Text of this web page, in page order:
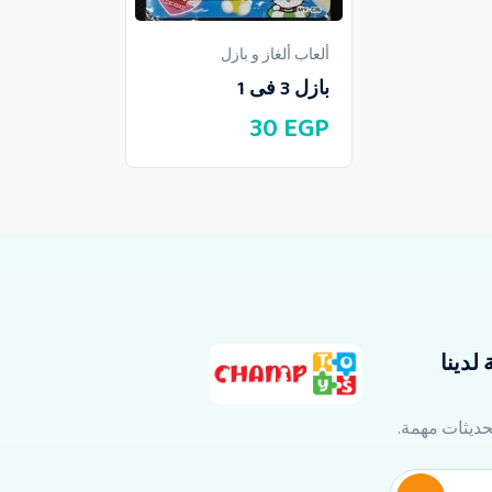
ألعاب ألغاز و بازل
بازل 3 فى 1
30 EGP
مهمة.